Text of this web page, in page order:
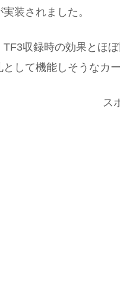
実装されました。
収録時の効果とほ
して機能しそうなカー
ス